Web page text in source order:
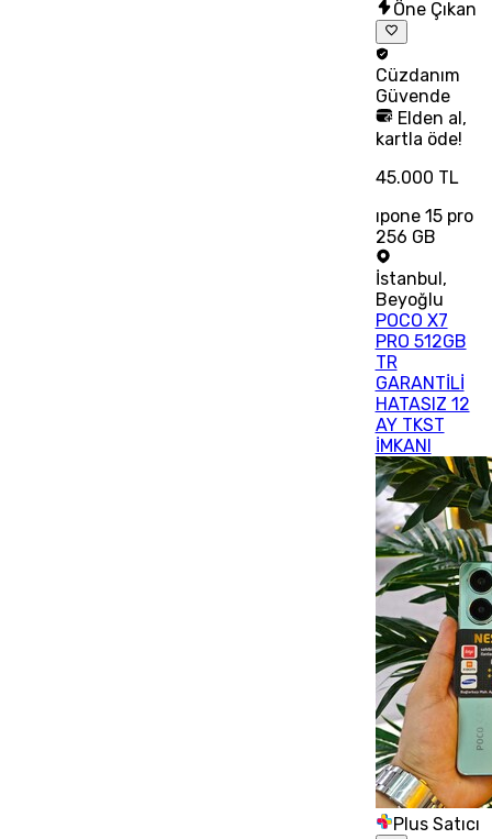
Öne Çıkan
Cüzdanım
Güvende
Elden al,
kartla öde!
45.000 TL
ıpone 15 pro
256 GB
İstanbul ,
Beyoğlu
POCO X7
PRO 512GB
TR
GARANTİLİ
HATASIZ 12
AY TKST
İMKANI
Plus Satıcı